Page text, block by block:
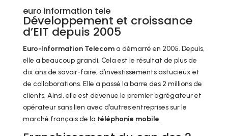
euro information tele
Développement et croissance
d’EIT depuis 2005
Euro-Information Telecoma démarré en 2005. Depuis,
elle a beaucoup grandi. Cela est le résultat de plus de
dix ans de savoir-faire, d’investissements astucieux et
de collaborations. Elle a passé la barre des 2 millions de
clients. Ainsi, elle est devenue le premier agrégateur et
opérateur sans lien avec d’autres entreprises sur le
marché français de la téléphonie mobile.